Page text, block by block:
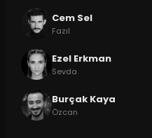
Cem Sel
Fazıl
Ezel Erkman
Sevda
Burçak Kaya
Özcan